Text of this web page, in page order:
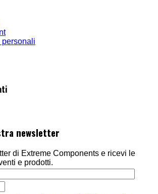
personali
newsletter
di Extreme Components e ricevi le
e prodotti.